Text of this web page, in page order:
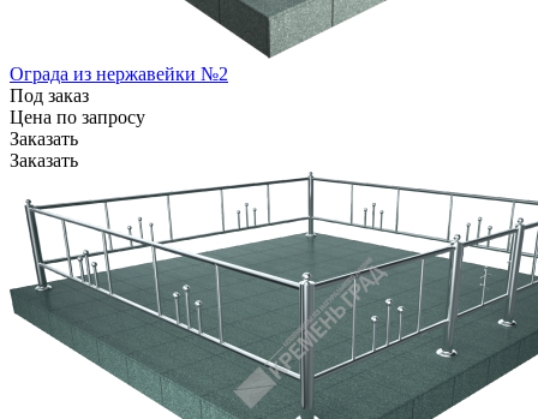
Ограда из нержавейки №2
Под заказ
Цена по запросу
Заказать
Заказать